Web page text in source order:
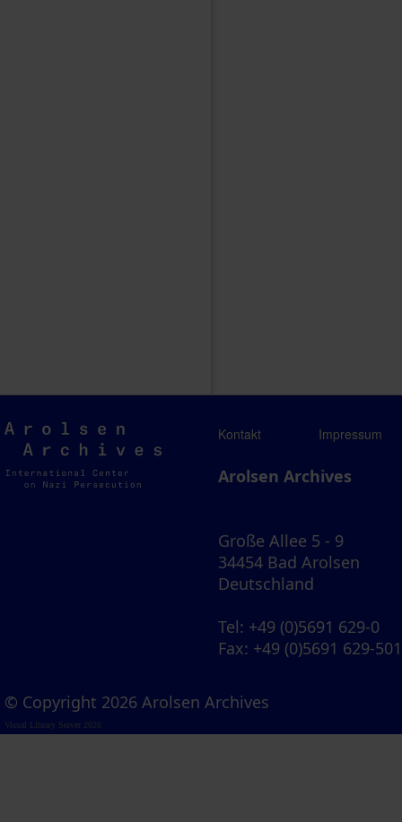
Arolsen
Archives
Kontakt Impressum
Arolsen Archives
Große Allee 5 - 9
34454 Bad Arolsen
Deutschland
Tel: +49 (0)5691 629-0
Fax: +49 (0)5691 629-501
© Copyright 2026 Arolsen Archives
Visual Library Server 2026